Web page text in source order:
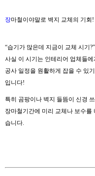
장마철이야말로 벽지 교체의 기회!
“습기가 많은데 지금이 교체 시기
사실 이 시기는 인테리어 업체들
공사 일정을 원활하게 잡을 수 있
입니다!
특히 곰팡이나 벽지 들뜸이 신경
장마철기간에 미리 교체나 보수를
습니다.